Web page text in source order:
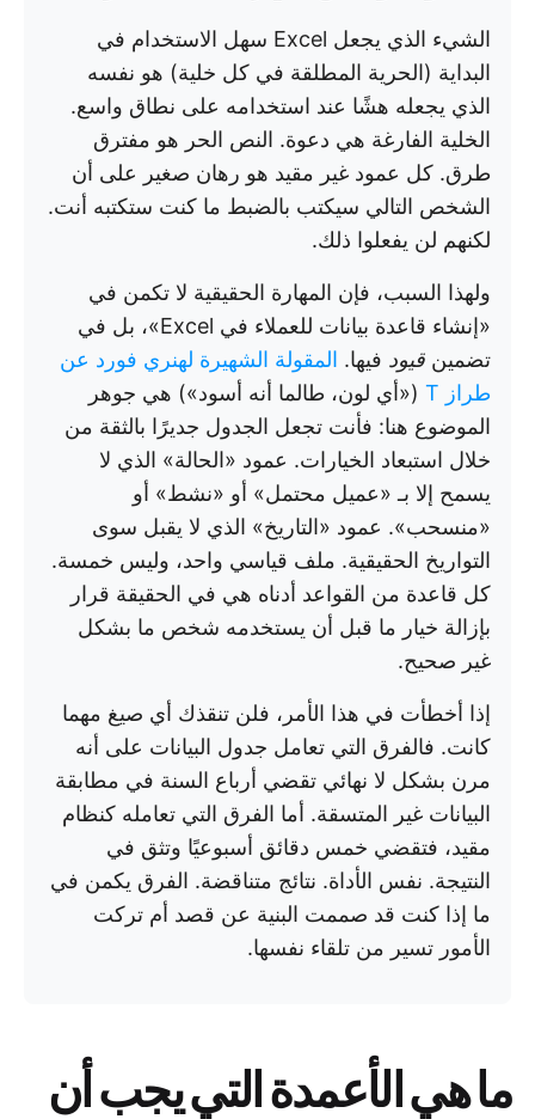
الشيء الذي يجعل Excel سهل الاستخدام في
البداية (الحرية المطلقة في كل خلية) هو نفسه
الذي يجعله هشًا عند استخدامه على نطاق واسع.
الخلية الفارغة هي دعوة. النص الحر هو مفترق
طرق. كل عمود غير مقيد هو رهان صغير على أن
الشخص التالي سيكتب بالضبط ما كنت ستكتبه أنت.
لكنهم لن يفعلوا ذلك.
ولهذا السبب، فإن المهارة الحقيقية لا تكمن في
«إنشاء قاعدة بيانات للعملاء في Excel»، بل في
تضمين قيود فيها. المقولة الشهيرة لهنري فورد عن
طراز T
(«أي لون، طالما أنه أسود») هي جوهر
الموضوع هنا: فأنت تجعل الجدول جديرًا بالثقة من
خلال استبعاد الخيارات. عمود «الحالة» الذي لا
يسمح إلا بـ «عميل محتمل» أو «نشط» أو
«منسحب». عمود «التاريخ» الذي لا يقبل سوى
التواريخ الحقيقية. ملف قياسي واحد، وليس خمسة.
كل قاعدة من القواعد أدناه هي في الحقيقة قرار
بإزالة خيار ما قبل أن يستخدمه شخص ما بشكل
غير صحيح.
إذا أخطأت في هذا الأمر، فلن تنقذك أي صيغ مهما
كانت. فالفرق التي تعامل جدول البيانات على أنه
مرن بشكل لا نهائي تقضي أرباع السنة في مطابقة
البيانات غير المتسقة. أما الفرق التي تعامله كنظام
مقيد، فتقضي خمس دقائق أسبوعيًا وتثق في
النتيجة. نفس الأداة. نتائج متناقضة. الفرق يكمن في
ما إذا كنت قد صممت البنية عن قصد أم تركت
الأمور تسير من تلقاء نفسها.
ما هي الأعمدة التي يجب أن